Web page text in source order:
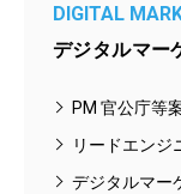
DIGITAL
デジタルマー
PM 官公庁等
リードエンジ
デジタルマー